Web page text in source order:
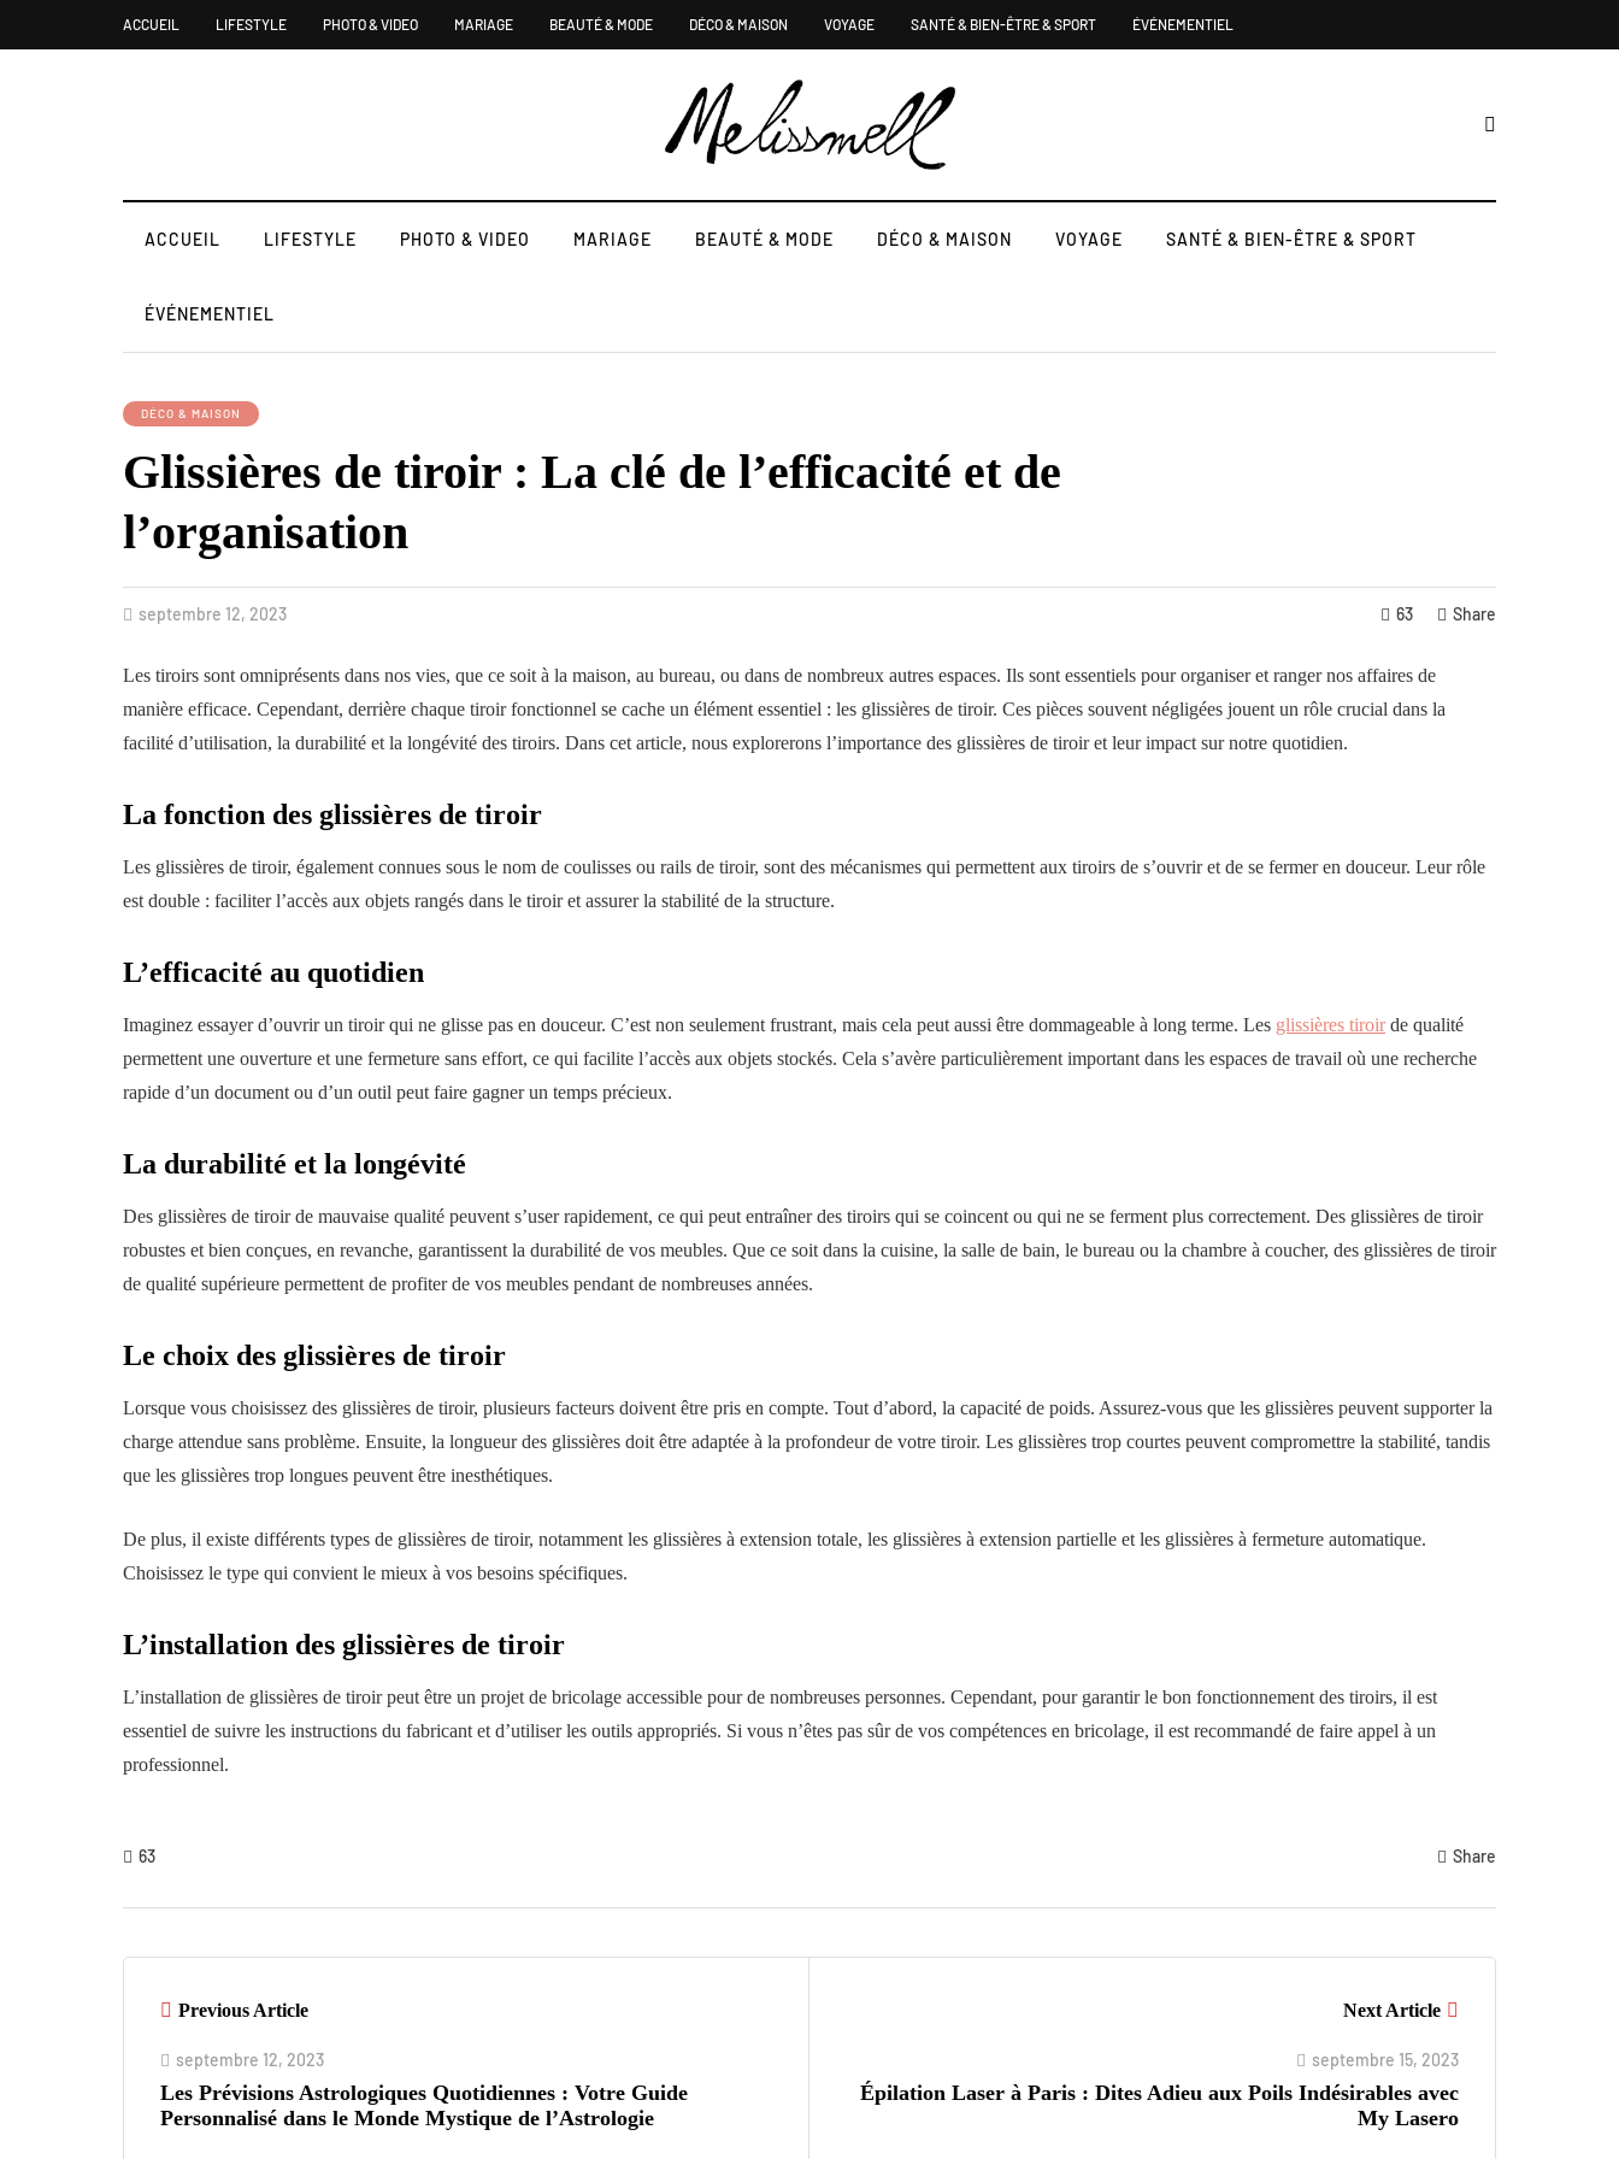
ACCUEIL LIFESTYLE PHOTO & VIDEO MARIAGE BEAUTÉ & MODE DÉCO & MAISON VOYAGE SANTÉ & BIEN-ÊTRE & SPORT ÉVÉNEMENTIEL
ACCUEIL LIFESTYLE PHOTO & VIDEO MARIAGE BEAUTÉ & MODE DÉCO & MAISON VOYAGE SANTÉ & BIEN-ÊTRE & SPORT
ÉVÉNEMENTIEL
DÉCO & MAISON
Glissières de tiroir : La clé de l’efficacité et de
l’organisation
septembre 12, 2023 63 Share
Les tiroirs sont omniprésents dans nos vies, que ce soit à la maison, au bureau, ou dans de nombreux autres espaces. Ils sont essentiels pour organiser et ranger nos affaires de
manière efficace. Cependant, derrière chaque tiroir fonctionnel se cache un élément essentiel : les glissières de tiroir. Ces pièces souvent négligées jouent un rôle crucial dans la
facilité d’utilisation, la durabilité et la longévité des tiroirs. Dans cet article, nous explorerons l’importance des glissières de tiroir et leur impact sur notre quotidien.
La fonction des glissières de tiroir
Les glissières de tiroir, également connues sous le nom de coulisses ou rails de tiroir, sont des mécanismes qui permettent aux tiroirs de s’ouvrir et de se fermer en douceur. Leur rôle
est double : faciliter l’accès aux objets rangés dans le tiroir et assurer la stabilité de la structure.
L’efficacité au quotidien
Imaginez essayer d’ouvrir un tiroir qui ne glisse pas en douceur. C’est non seulement frustrant, mais cela peut aussi être dommageable à long terme. Les glissières tiroirde qualité
permettent une ouverture et une fermeture sans effort, ce qui facilite l’accès aux objets stockés. Cela s’avère particulièrement important dans les espaces de travail où une recherche
rapide d’un document ou d’un outil peut faire gagner un temps précieux.
La durabilité et la longévité
Des glissières de tiroir de mauvaise qualité peuvent s’user rapidement, ce qui peut entraîner des tiroirs qui se coincent ou qui ne se ferment plus correctement. Des glissières de tiroir
robustes et bien conçues, en revanche, garantissent la durabilité de vos meubles. Que ce soit dans la cuisine, la salle de bain, le bureau ou la chambre à coucher, des glissières de tiroir
de qualité supérieure permettent de profiter de vos meubles pendant de nombreuses années.
Le choix des glissières de tiroir
Lorsque vous choisissez des glissières de tiroir, plusieurs facteurs doivent être pris en compte. Tout d’abord, la capacité de poids. Assurez-vous que les glissières peuvent supporter la
charge attendue sans problème. Ensuite, la longueur des glissières doit être adaptée à la profondeur de votre tiroir. Les glissières trop courtes peuvent compromettre la stabilité, tandis
que les glissières trop longues peuvent être inesthétiques.
De plus, il existe différents types de glissières de tiroir, notamment les glissières à extension totale, les glissières à extension partielle et les glissières à fermeture automatique.
Choisissez le type qui convient le mieux à vos besoins spécifiques.
L’installation des glissières de tiroir
L’installation de glissières de tiroir peut être un projet de bricolage accessible pour de nombreuses personnes. Cependant, pour garantir le bon fonctionnement des tiroirs, il est
essentiel de suivre les instructions du fabricant et d’utiliser les outils appropriés. Si vous n’êtes pas sûr de vos compétences en bricolage, il est recommandé de faire appel à un
professionnel.
63 Share
Previous Article
septembre 12, 2023
Les Prévisions Astrologiques Quotidiennes : Votre Guide
Personnalisé dans le Monde Mystique de l’Astrologie
Next Article
septembre 15, 2023
Épilation Laser à Paris : Dites Adieu aux Poils Indésirables avec
My Lasero